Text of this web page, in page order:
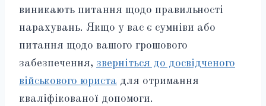
виникають питання щодо правильності
нарахувань. Якщо у вас є сумніви або
питання щодо вашого грошового
забезпечення, зверніться до досвідченого
військового юриста для отримання
кваліфікованої допомоги.